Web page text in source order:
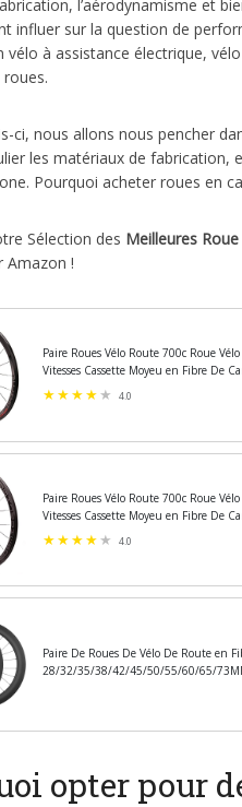
l’aérodynamisme et
influer sur la question de
vélo à assistance électrique,
ci, nous allons nous pencher
les matériaux de
Pourquoi acheter roues en
Sélection des Meilleures
Amazon !
Paire Roues Vélo Route 700c Roue
Vitesses Cassette Moyeu en Fibre De
sur...
4.0
Paire Roues Vélo Route 700c Roue
Vitesses Cassette Moyeu en Fibre De
sur...
4.0
Paire De Roues De Vélo De Route en
28/32/35/38/42/45/50/55/60/65/
opter pour